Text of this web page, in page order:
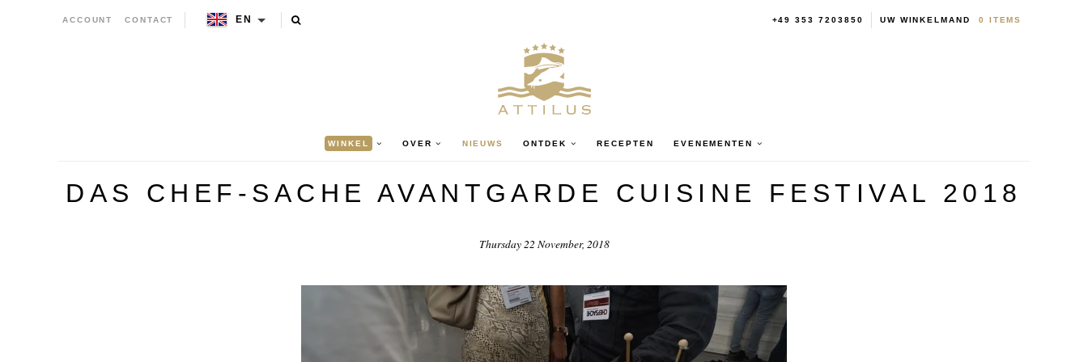
WINKEL OVER NIEUWS ONTDEK RECEPTEN EVENEMENTEN
ACCOUNT CONTACT EN UW WINKELMAND 0 ITEMS
+49 353 7203850
DAS CHEF-SACHE AVANTGARDE CUISINE FESTIVAL 2018
Thursday 22 November, 2018